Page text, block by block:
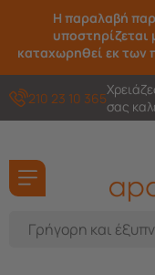
Η παραλαβή
υποστηρίζεται
καταχωρηθεί εκ των
210 23 10 365σας